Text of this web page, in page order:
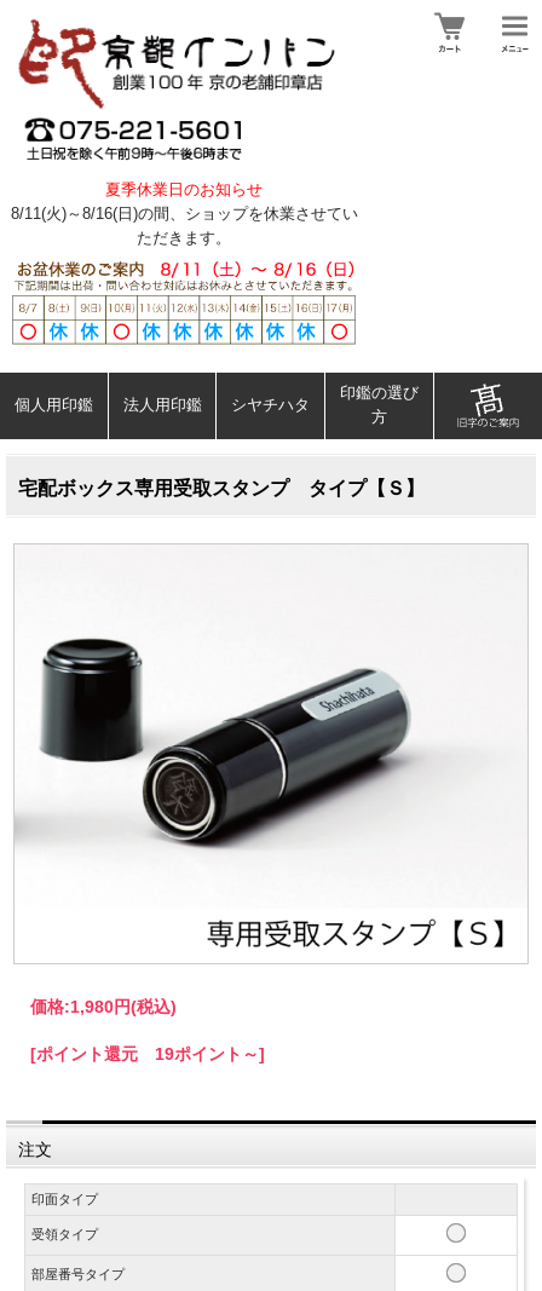
夏季休業日のお知らせ
8/11(火)～8/16(日)の間、ショップを休業させてい
ただきます。
個人用印鑑 法人用印鑑 シヤチハタ
印鑑の選び
方
宅配ボックス専用受取スタンプ タイプ【Ｓ】
価格:1,980円(税込)
[ポイント還元 19ポイント～]
注文
印面タイプ
受領タイプ
部屋番号タイプ